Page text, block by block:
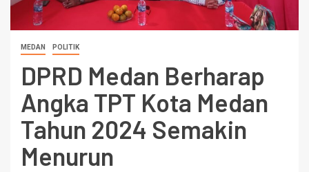
MEDAN POLITIK
DPRD Medan Berharap
Angka TPT Kota Medan
Tahun 2024 Semakin
Menurun